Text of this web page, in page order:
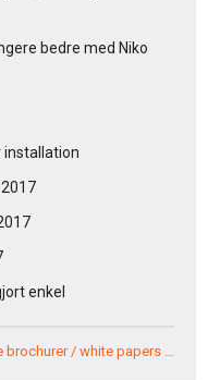
bedre med Niko
installation
enkel
brochurer / white papers …